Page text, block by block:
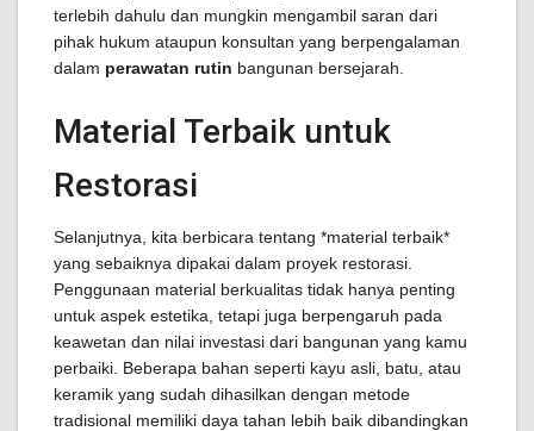
terlebih dahulu dan mungkin mengambil saran dari
pihak hukum ataupun konsultan yang berpengalaman
dalam perawatan rutin bangunan bersejarah.
Material Terbaik untuk
Restorasi
Selanjutnya, kita berbicara tentang *material terbaik*
yang sebaiknya dipakai dalam proyek restorasi.
Penggunaan material berkualitas tidak hanya penting
untuk aspek estetika, tetapi juga berpengaruh pada
keawetan dan nilai investasi dari bangunan yang kamu
perbaiki. Beberapa bahan seperti kayu asli, batu, atau
keramik yang sudah dihasilkan dengan metode
tradisional memiliki daya tahan lebih baik dibandingkan